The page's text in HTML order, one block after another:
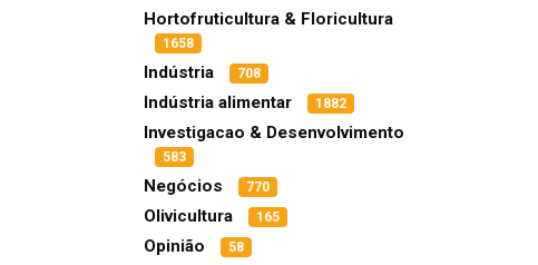
Hortofruticultura & Floricultura
1658
Indústria 708
Indústria alimentar 1882
Investigacao & Desenvolvimento
583
Negócios 770
Olivicultura 165
Opinião 58